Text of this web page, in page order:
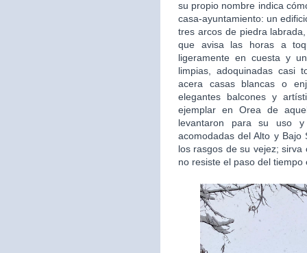
su propio nombre indica
casa-ayuntamiento: un
tres arcos de piedra
que avisa las horas a
ligeramente en cuesta y
limpias, adoquinadas casi
acera casas blancas o
elegantes balcones y
ejemplar en Orea de
levantaron para su uso
acomodadas del Alto y Bajo
los rasgos de su vejez;
no resiste el paso del